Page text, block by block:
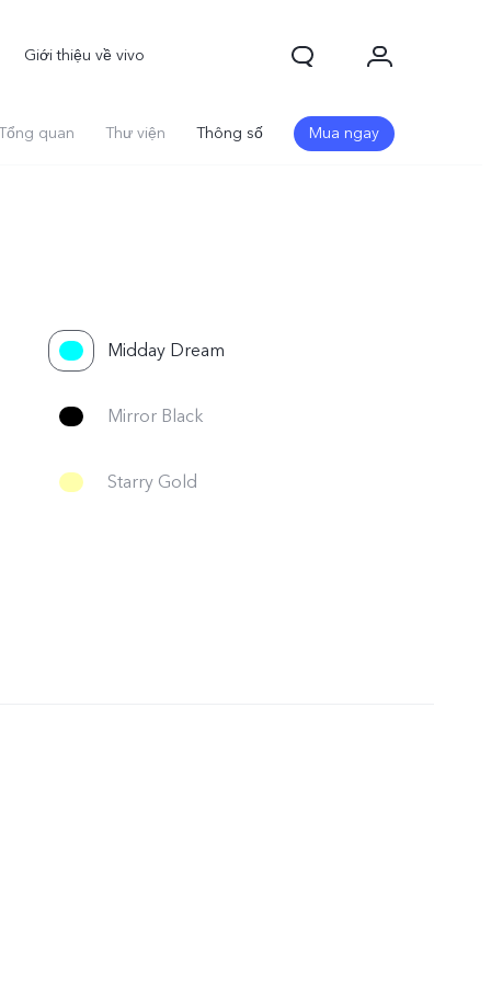
Giới thiệu về vivo
quan Thư viện Thông số Mua ngay
Midday Dream
Mirror Black
Starry Gold